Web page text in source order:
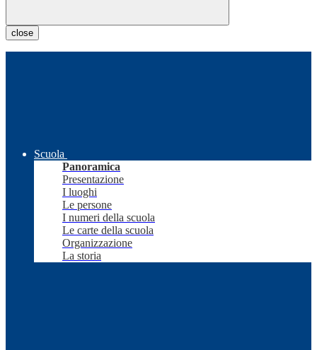
close
Scuola
Panoramica
Presentazione
I luoghi
Le persone
I numeri della scuola
Le carte della scuola
Organizzazione
La storia